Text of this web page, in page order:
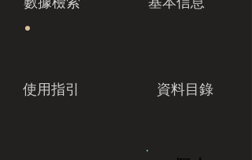
使用指引 資料目錄